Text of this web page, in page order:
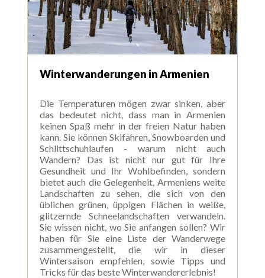
Winterwanderungen in Armenien
Die Temperaturen mögen zwar sinken, aber
das bedeutet nicht, dass man in Armenien
keinen Spaß mehr in der freien Natur haben
kann. Sie können Skifahren, Snowboarden und
Schlittschuhlaufen - warum nicht auch
Wandern? Das ist nicht nur gut für Ihre
Gesundheit und Ihr Wohlbefinden, sondern
bietet auch die Gelegenheit, Armeniens weite
Landschaften zu sehen, die sich von den
üblichen grünen, üppigen Flächen in weiße,
glitzernde Schneelandschaften verwandeln.
Sie wissen nicht, wo Sie anfangen sollen? Wir
haben für Sie eine Liste der Wanderwege
zusammengestellt, die wir in dieser
Wintersaison empfehlen, sowie Tipps und
Tricks für das beste Winterwandererlebnis!